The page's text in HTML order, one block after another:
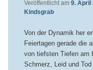
Veröffentlicht am 9. April
Kindsgrab
Von der Dynamik her
Feiertagen gerade die
von tiefsten Tiefen am
Schmerz, Leid und